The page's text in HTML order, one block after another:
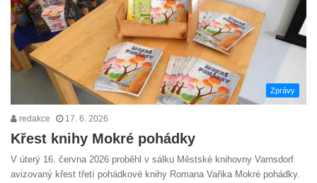
Zprávy
redakce 17. 6. 2026
Křest knihy Mokré pohádky
V úterý 16. června 2026 proběhl v sálku Městské knihovny Varnsdorf
avizovaný křest třetí pohádkové knihy Romana Vaňka Mokré pohádky.